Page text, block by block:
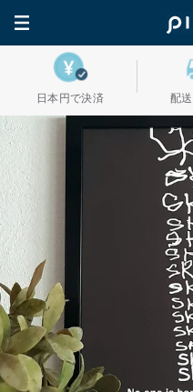
日本円で決済 配